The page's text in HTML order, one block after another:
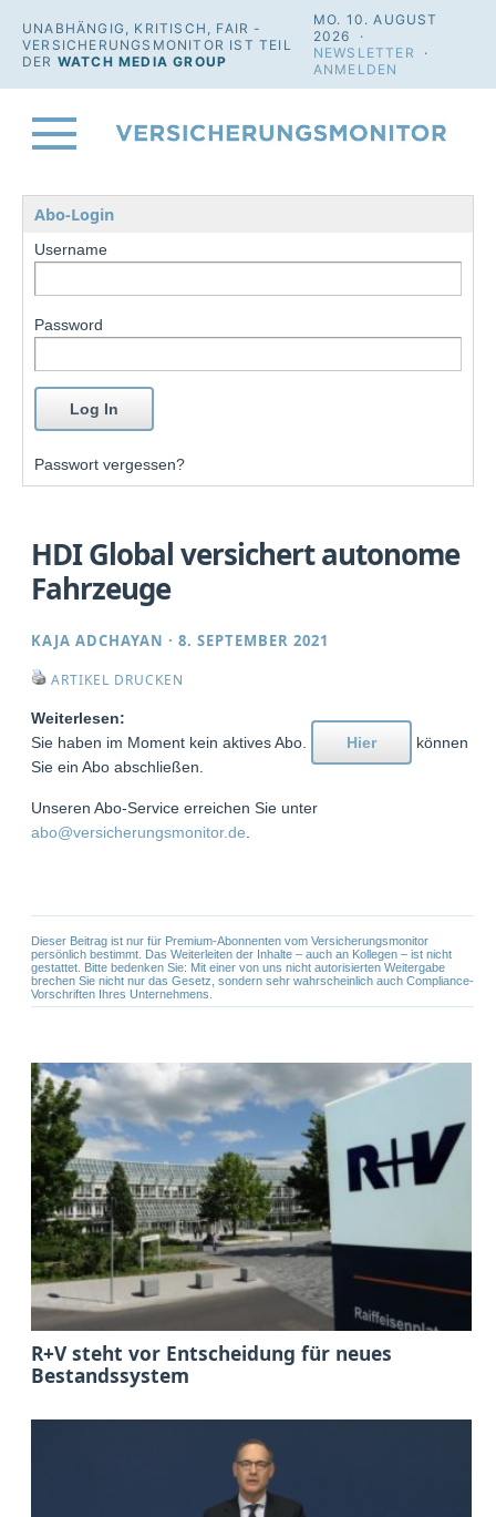
UNABHÄNGIG, KRITISCH, FAIR -
VERSICHERUNGSMONITOR IST TEIL
DER WATCH MEDIA GROUP
MO. 10. AUGUST
2026 ·
NEWSLETTER
·
ANMELDEN
Abo-Login
Username
Password
Passwort vergessen?
HDI Global versichert autonome
Fahrzeuge
KAJA ADCHAYAN ·8. SEPTEMBER 2021
ARTIKEL DRUCKEN
Weiterlesen:
Sie haben im Moment kein aktives Abo.
Hier
können
Sie ein Abo abschließen.
Unseren Abo-Service erreichen Sie unter
abo@versicherungsmonitor.de
Dieser Beitrag ist nur für Premium-Abonnenten vom Versicherungsmonitor
persönlich bestimmt. Das Weiterleiten der Inhalte – auch an Kollegen – ist nicht
gestattet. Bitte bedenken Sie: Mit einer von uns nicht autorisierten Weitergabe
brechen Sie nicht nur das Gesetz, sondern sehr wahrscheinlich auch Compliance-
Vorschriften Ihres Unternehmens.
R+V steht vor Entscheidung für neues
Bestandssystem